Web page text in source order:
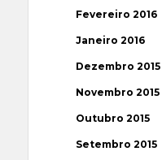
Fevereiro 2016
Janeiro 2016
Dezembro 2015
Novembro 2015
Outubro 2015
Setembro 2015